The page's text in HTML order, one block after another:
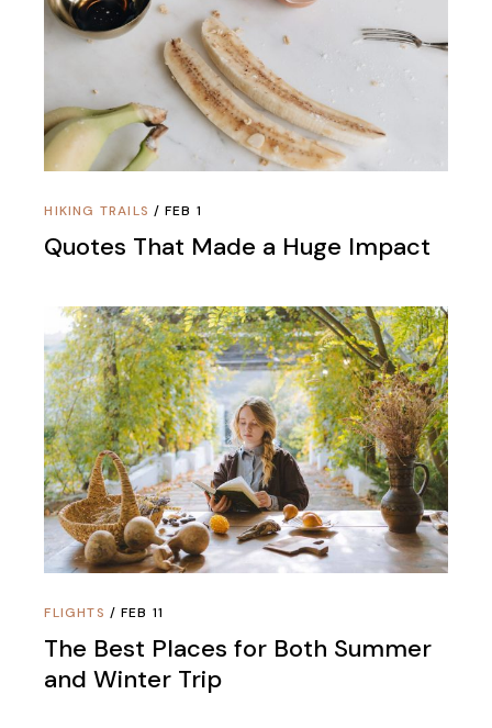
HIKING TRAILS FEB 1
Quotes That Made a Huge Impact
FLIGHTS FEB 11
The Best Places for Both Summer
and Winter Trip